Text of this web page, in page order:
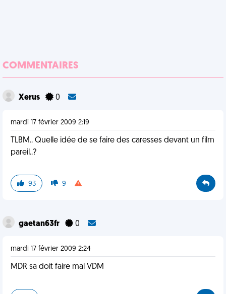
COMMENTAIRES
Xerus 0
mardi 17 février 2009 2:19
TLBM.. Quelle idée de se faire des caresses devant un film
pareil..?
93 9
gaetan63fr 0
mardi 17 février 2009 2:24
MDR sa doit faire mal VDM